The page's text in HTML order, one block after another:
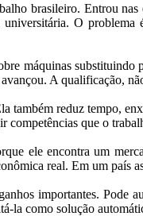
brasileiro. Entrou nas
O
máquinas
A qualificação,
também reduz tempo,
competências que o
ele encontra um
real. Em um
importantes. Pode
la como solução